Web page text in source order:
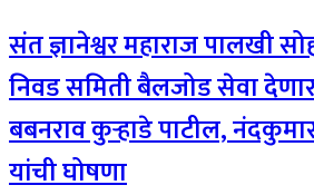
संत ज्ञानेश्वर महाराज पालखी
निवड समिती बैलजोड सेवा
बबनराव कुऱ्हाडे पाटील,
यांची घोषणा